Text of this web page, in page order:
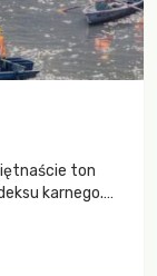
ton
karnego.
rzeki.